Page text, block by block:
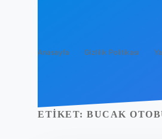
Anasayfa Gizlilik Politikası
ETIKET: BUCAK